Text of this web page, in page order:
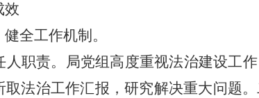
效
健全工作机制 。
人职责。 局党组高度重视法治建设工作
法治工作汇报，研究解决重大问题